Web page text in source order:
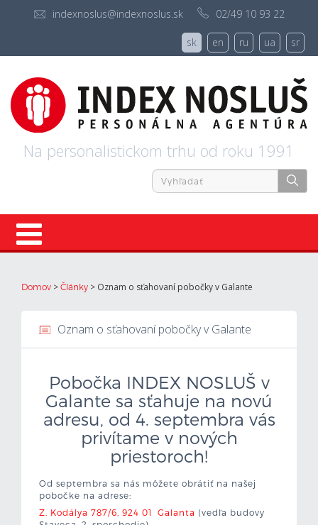
indexnoslus@indexnoslus.sk 02/49 10 93 22
sk en ru ua sr
Na personalistickom trhu od roku 1991
Vytvor si životopis
Uchádzači
Zamestnávatelia
O nás
Kontakt
Domov > Články > Oznam o sťahovaní pobočky v Galante
Oznam o sťahovaní pobočky v Galante
Pobočka INDEX NOSLUŠ v
Galante sa sťahuje na novú
adresu, od 4. septembra vás
privítame v nových
priestoroch!
Od septembra sa nás môžete obrátiť na našej
pobočke na adrese:
Z. Kodálya 787/6, 924 01 Galanta (vedľa budovy